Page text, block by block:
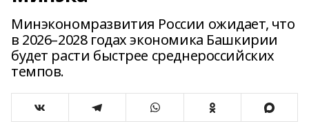
Минэкономразвития России ожидает, что
в 2026–2028 годах экономика Башкирии
будет расти быстрее среднероссийских
темпов.